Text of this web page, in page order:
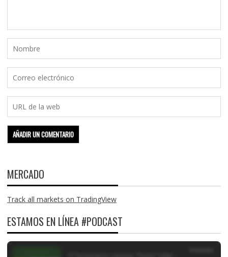
MERCADO
Track all markets on TradingView
ESTAMOS EN LÍNEA #PODCAST